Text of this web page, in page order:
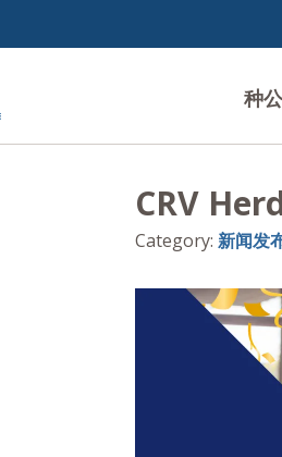
种
CRV
Category: 新闻发